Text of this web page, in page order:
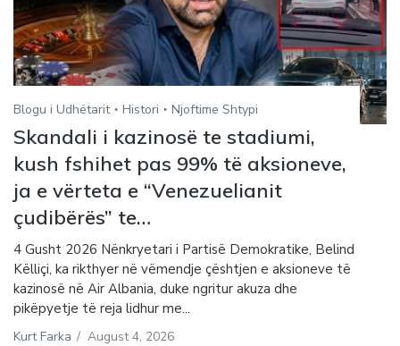
Blogu i Udhëtarit Histori Njoftime Shtypi
Skandali i kazinosë te stadiumi,
kush fshihet pas 99% të aksioneve,
ja e vërteta e “Venezuelianit
çudibërës” te…
4 Gusht 2026 Nënkryetari i Partisë Demokratike, Belind
Këlliçi, ka rikthyer në vëmendje çështjen e aksioneve të
kazinosë në Air Albania, duke ngritur akuza dhe
pikëpyetje të reja lidhur me...
Kurt Farka / August 4, 2026